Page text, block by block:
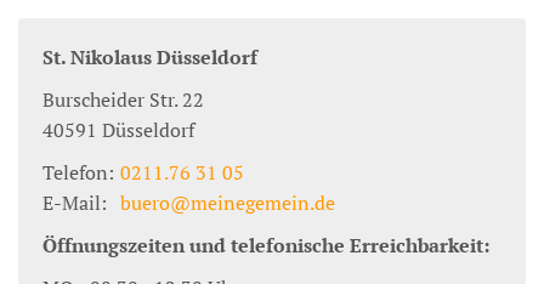
St. Nikolaus Düsseldorf
Burscheider Str. 22
40591 Düsseldorf
Telefon: 0211.76 31 05
E-Mail: buero@meinegemein.de
Öffnungszeiten und telefonische Erreichbarkeit: